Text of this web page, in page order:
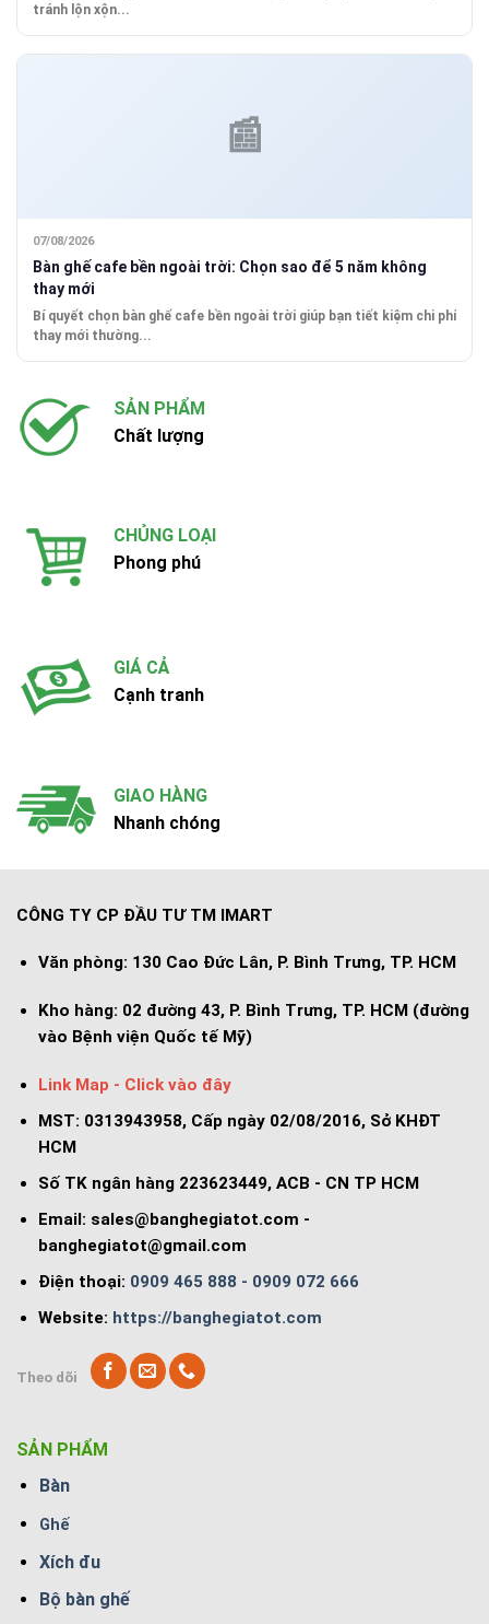
tránh lộn xộn...
07/08/2026
Bàn ghế cafe bền ngoài trời: Chọn sao để 5 năm không
thay mới
Bí quyết chọn bàn ghế cafe bền ngoài trời giúp bạn tiết kiệm chi phí
thay mới thường...
SẢN PHẨM
Chất lượng
CHỦNG LOẠI
Phong phú
GIÁ CẢ
Cạnh tranh
GIAO HÀNG
Nhanh chóng
CÔNG TY CP ĐẦU TƯ TM IMART
Văn phòng: 130 Cao Đức Lân, P. Bình Trưng, TP. HCM
Kho hàng: 02 đường 43, P. Bình Trưng, TP. HCM (đường
vào Bệnh viện Quốc tế Mỹ)
Link Map - Click vào đây
MST: 0313943958, Cấp ngày 02/08/2016, Sở KHĐT
HCM
Số TK ngân hàng 223623449, ACB - CN TP HCM
Email: sales@banghegiatot.com -
banghegiatot@gmail.com
Điện thoại: 0909 465 888 - 0909 072 666
Website: https://banghegiatot.com
Theo dõi
SẢN PHẨM
Bàn
Ghế
Xích đu
Bộ bàn ghế